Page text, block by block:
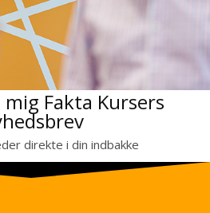
mig Fakta Kursers
direkte i din indbakke